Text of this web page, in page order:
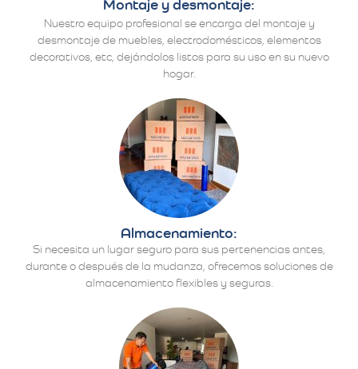
Montaje y desmontaje:
Nuestro equipo profesional se encarga del montaje y
desmontaje de muebles, electrodomésticos, elementos
decorativos, etc, dejándolos listos para su uso en su nuevo
hogar.
Almacenamiento:
Si necesita un lugar seguro para sus pertenencias antes,
durante o después de la mudanza, ofrecemos soluciones de
almacenamiento flexibles y seguras.